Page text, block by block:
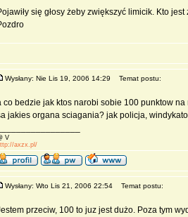
się głosy żeby zwiększyć limicik. Kto
Wysłany: Nie Lis 19, 2006 14:29 Temat postu:
co bedzie jak ktos narobi sobie 100 punktow
jakies organa sciagania? jak policja,
V
axzx.pl/
Wysłany: Wto Lis 21, 2006 22:54 Temat postu:
przeciw, 100 to juz jest dużo. Poza tym